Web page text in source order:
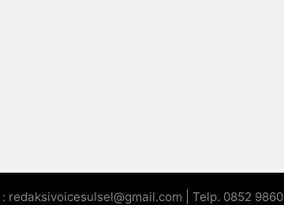
redaksivoicesulsel@gmail.com | Telp. 0852 9860